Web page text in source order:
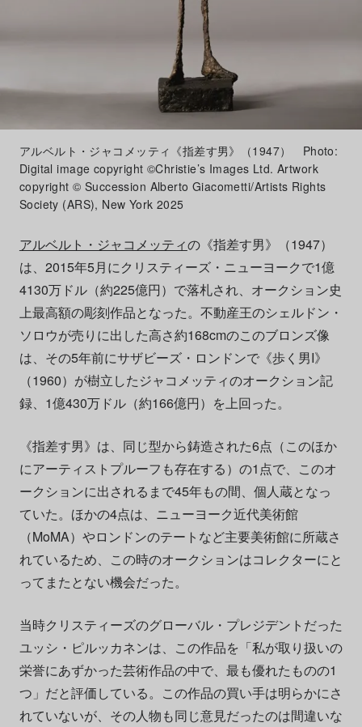
アルベルト・ジャコメッティ《指差す男》（1947） Photo:
Digital image copyright ©Christie’s Images Ltd. Artwork
copyright © Succession Alberto Giacometti/Artists Rights
Society (ARS), New York 2025
アルベルト・ジャコメッティの《指差す男》（1947）
は、2015年5月にクリスティーズ・ニューヨークで1億
4130万ドル（約225億円）で落札され、オークション史
上最高額の彫刻作品となった。不動産王のシェルドン・
ソロウが売りに出した高さ約168cmのこのブロンズ像
は、その5年前にサザビーズ・ロンドンで《歩く男I》
（1960）が樹立したジャコメッティのオークション記
録、1億430万ドル（約166億円）を上回った。
《指差す男》は、同じ型から鋳造された6点（このほか
にアーティストプルーフも存在する）の1点で、このオ
ークションに出されるまで45年もの間、個人蔵となっ
ていた。ほかの4点は、ニューヨーク近代美術館
（MoMA）やロンドンのテートなど主要美術館に所蔵さ
れているため、この時のオークションはコレクターにと
ってまたとない機会だった。
当時クリスティーズのグローバル・プレジデントだった
ユッシ・ピルッカネンは、この作品を「私が取り扱いの
栄誉にあずかった芸術作品の中で、最も優れたものの1
つ」だと評価している。この作品の買い手は明らかにさ
れていないが、その人物も同じ意見だったのは間違いな